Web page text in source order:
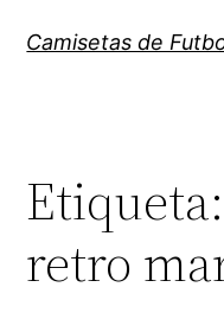
Camisetas de
Etiqueta:
retro